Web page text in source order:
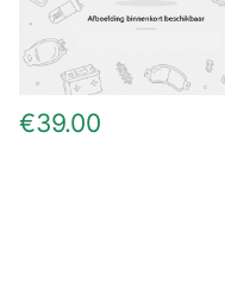
€39.00